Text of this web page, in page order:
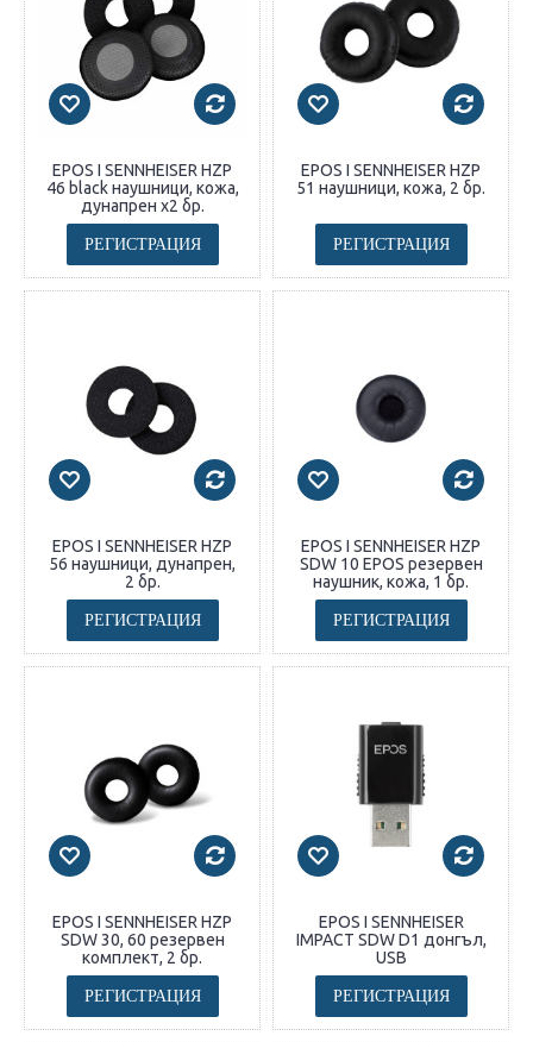
EPOS I SENNHEISER HZP
46 black наушници, кожа,
дунапрен x2 бр.
РЕГИСТРАЦИЯ
EPOS I SENNHEISER HZP
51 наушници, кожа, 2 бр.
РЕГИСТРАЦИЯ
EPOS I SENNHEISER HZP
56 наушници, дунапрен,
2 бр.
РЕГИСТРАЦИЯ
EPOS I SENNHEISER HZP
SDW 10 EPOS резервен
наушник, кожа, 1 бр.
РЕГИСТРАЦИЯ
EPOS I SENNHEISER HZP
SDW 30, 60 резервен
комплект, 2 бр.
РЕГИСТРАЦИЯ
EPOS I SENNHEISER
IMPACT SDW D1 донгъл,
USB
РЕГИСТРАЦИЯ